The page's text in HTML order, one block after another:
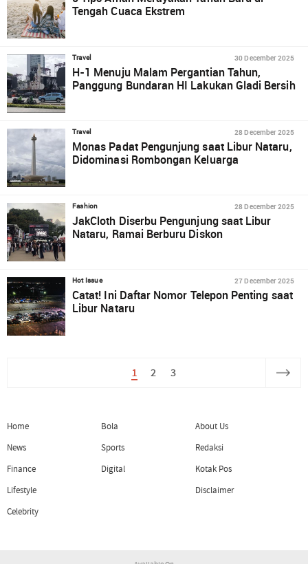
Tengah Cuaca Ekstrem
Travel 30 December 2025
H-1 Menuju Malam Pergantian Tahun,
Panggung Bundaran HI Lakukan Gladi Bersih
Travel 28 December 2025
Monas Padat Pengunjung saat Libur Nataru,
Didominasi Rombongan Keluarga
Fashion 28 December 2025
JakCloth Diserbu Pengunjung saat Libur
Nataru, Ramai Berburu Diskon
Hot Issue 27 December 2025
Catat! Ini Daftar Nomor Telepon Penting saat
Libur Nataru
1 2 3
Home
News
Finance
Lifestyle
Celebrity
Bola
Sports
Digital
About Us
Redaksi
Kotak Pos
Disclaimer